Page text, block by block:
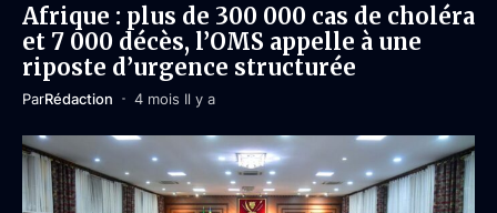
Afrique : plus de 300 000 cas de choléra
et 7 000 décès, l’OMS appelle à une
riposte d’urgence structurée
ParRédaction 4 mois Il y a